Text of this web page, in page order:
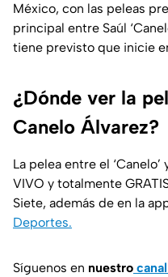
México, con las peleas
principal entre Saúl
tiene previsto que inicie
¿Dónde ver la
Canelo Álvarez?
La pelea entre el
VIVO y totalmente
Siete, además de en la
Deportes.
Síguenos en nuestro